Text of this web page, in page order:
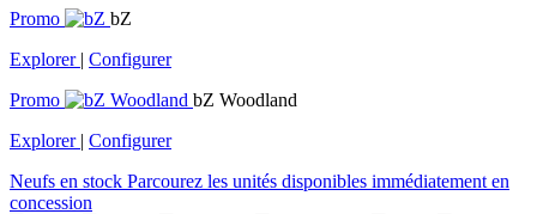
Promo
bZ
Explorer | Configurer
Promo
bZ Woodland
Explorer | Configurer
Neufs en stock Parcourez les unités disponibles immédiatement en
concession